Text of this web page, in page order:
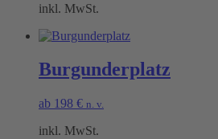
inkl. MwSt.
Burgunderplatz
ab 198 € n. v.
inkl. MwSt.